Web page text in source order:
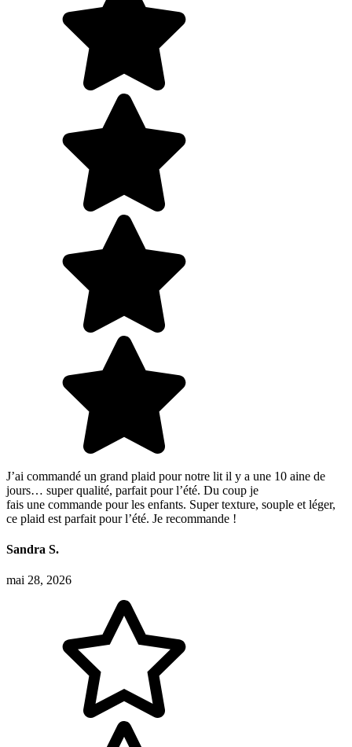
J’ai commandé un grand plaid pour notre lit il y a une 10 aine de
jours… super qualité, parfait pour l’été. Du coup je
fais une commande pour les enfants. Super texture, souple et léger,
ce plaid est parfait pour l’été. Je recommande !
Sandra S.
mai 28, 2026